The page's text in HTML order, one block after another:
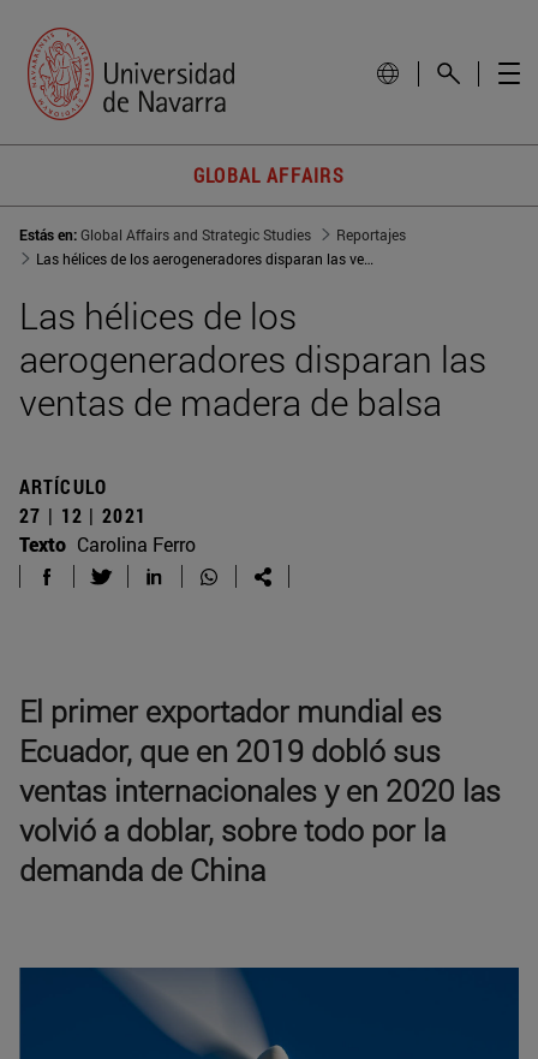
GLOBAL AFFAIRS
Estás en:Global Affairs and Strategic Studies
Reportajes
Las hélices de los aerogeneradores disparan las ventas de madera de balsa
Las hélices de los
aerogeneradores disparan las
ventas de madera de balsa
ARTÍCULO
27 | 12 | 2021
Texto Carolina Ferro
El primer exportador mundial es
Ecuador, que en 2019 dobló sus
ventas internacionales y en 2020 las
volvió a doblar, sobre todo por la
demanda de China